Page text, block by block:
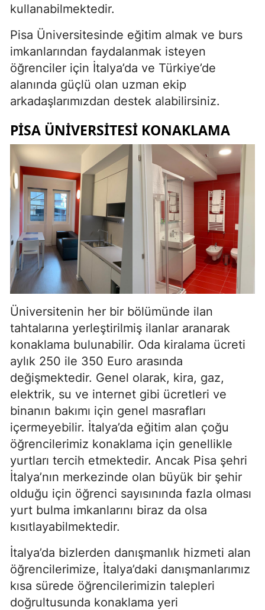
kullanabilmektedir.
Pisa Üniversitesinde eğitim almak ve burs
imkanlarından faydalanmak isteyen
öğrenciler için İtalya’da ve Türkiye’de
alanında güçlü olan uzman ekip
arkadaşlarımızdan destek alabilirsiniz.
PISA ÜNIVERSITESI KONAKLAMA
Üniversitenin her bir bölümünde ilan
tahtalarına yerleştirilmiş ilanlar aranarak
konaklama bulunabilir. Oda kiralama ücreti
aylık 250 ile 350 Euro arasında
değişmektedir. Genel olarak, kira, gaz,
elektrik, su ve internet gibi ücretleri ve
binanın bakımı için genel masrafları
içermeyebilir. İtalya’da eğitim alan çoğu
öğrencilerimiz konaklama için genellikle
yurtları tercih etmektedir. Ancak Pisa şehri
İtalya’nın merkezinde olan büyük bir şehir
olduğu için öğrenci sayısınında fazla olması
yurt bulma imkanlarını biraz da olsa
kısıtlayabilmektedir.
İtalya’da bizlerden danışmanlık hizmeti alan
öğrencilerimize, İtalya’daki danışmanlarımız
kısa sürede öğrencilerimizin talepleri
doğrultusunda konaklama yeri